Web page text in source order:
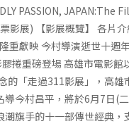
PASSION,
影展) 【影展概覽】 各片
重獻映 今村導演逝世十週
捲重磅登場 高雄市電影
「走過311影展」，高
今村昌平，將於6月7日(
旗手的十一部傳世經典